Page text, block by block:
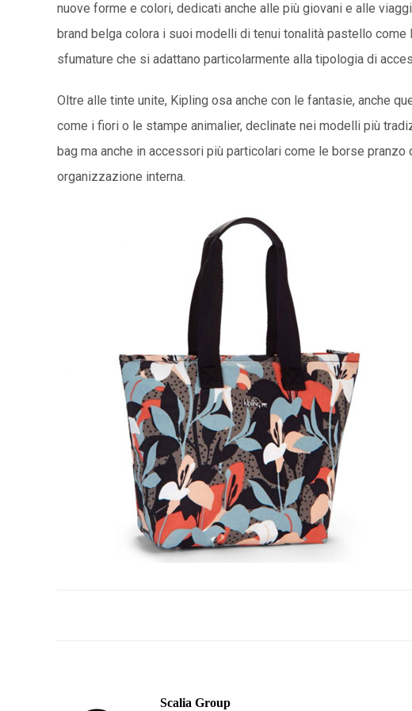
nuove forme e colori, dedicati anche alle più giovani e alle
brand belga colora i suoi modelli di tenui tonalità pastello come
sfumature che si adattano particolarmente alla tipologia di
Oltre alle tinte unite, Kipling osa anche con le fantasie, anche
come i fiori o le stampe animalier, declinate nei modelli più
bag ma anche in accessori più particolari come le borse
organizzazione interna.
Scalia Group